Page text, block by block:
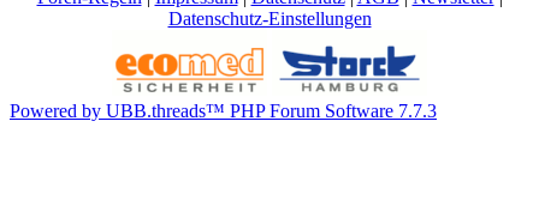
Datenschutz-Einstellungen
Powered by UBB.threads™ PHP Forum Software 7.7.3